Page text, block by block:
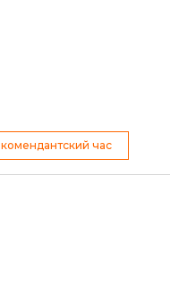
комендантский час